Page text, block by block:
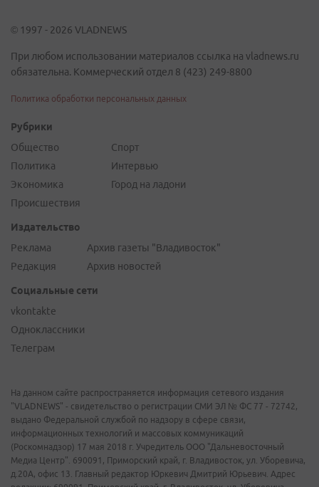
© 1997 - 2026 VLADNEWS
При любом использовании материалов ссылка на vladnews.ru
обязательна. Коммерческий отдел 8 (423) 249-8800
Политика обработки персональных данных
Рубрики
Общество
Политика
Экономика
Происшествия
Спорт
Интервью
Город на ладони
Издательство
Реклама
Редакция
Архив газеты "Владивосток"
Архив новостей
Социальные сети
vkontakte
Одноклассники
Телеграм
На данном сайте распространяется информация сетевого издания
"VLADNEWS" - свидетельство о регистрации СМИ ЭЛ № ФС 77 - 72742,
выдано Федеральной службой по надзору в сфере связи,
информационных технологий и массовых коммуникаций
(Роскомнадзор) 17 мая 2018 г. Учредитель ООО "Дальневосточный
Медиа Центр". 690091, Приморский край, г. Владивосток, ул. Уборевича,
д.20А, офис 13. Главный редактор Юркевич Дмитрий Юрьевич. Адрес